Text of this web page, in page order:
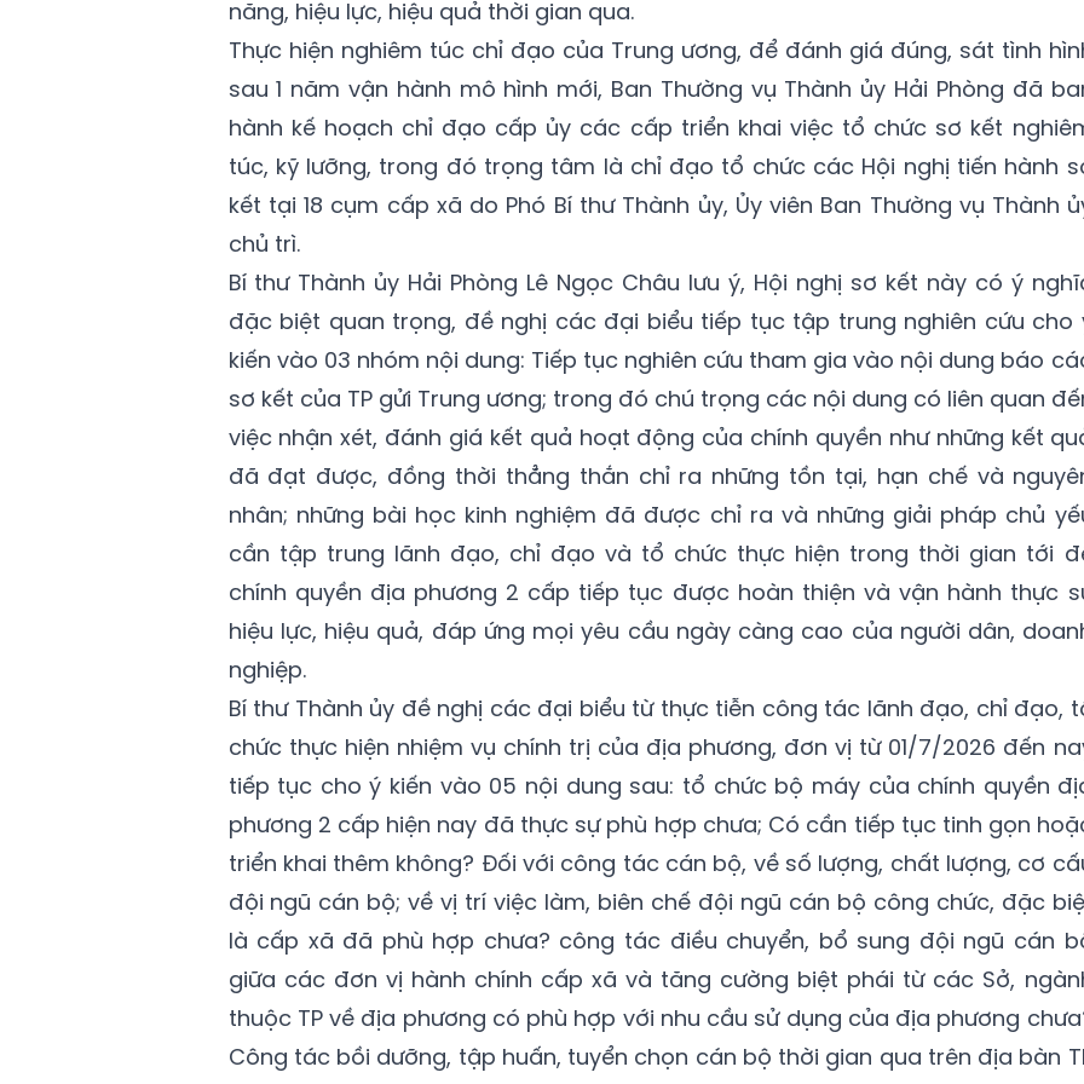
năng, hiệu lực, hiệu quả thời gian qua.
Thực hiện nghiêm túc chỉ đạo của Trung ương, để đánh giá đúng, sát tình
sau 1 năm vận hành mô hình mới, Ban Thường vụ Thành ủy Hải Phòng đã
hành kế hoạch chỉ đạo cấp ủy các cấp triển khai việc tổ chức sơ kết
túc, kỹ lưỡng, trong đó trọng tâm là chỉ đạo tổ chức các Hội nghị tiến hành
kết tại 18 cụm cấp xã do Phó Bí thư Thành ủy, Ủy viên Ban Thường vụ Thành
chủ trì.
Bí thư Thành ủy Hải Phòng Lê Ngọc Châu lưu ý, Hội nghị sơ kết này có ý
đặc biệt quan trọng, đề nghị các đại biểu tiếp tục tập trung nghiên cứu cho
kiến vào 03 nhóm nội dung: Tiếp tục nghiên cứu tham gia vào nội dung báo
sơ kết của TP gửi Trung ương; trong đó chú trọng các nội dung có liên quan
việc nhận xét, đánh giá kết quả hoạt động của chính quyền như những kết
đã đạt được, đồng thời thẳng thắn chỉ ra những tồn tại, hạn chế và
nhân; những bài học kinh nghiệm đã được chỉ ra và những giải pháp chủ
cần tập trung lãnh đạo, chỉ đạo và tổ chức thực hiện trong thời gian tới
chính quyền địa phương 2 cấp tiếp tục được hoàn thiện và vận hành thực
hiệu lực, hiệu quả, đáp ứng mọi yêu cầu ngày càng cao của người dân,
nghiệp.
Bí thư Thành ủy đề nghị các đại biểu từ thực tiễn công tác lãnh đạo, chỉ đạo,
chức thực hiện nhiệm vụ chính trị của địa phương, đơn vị từ 01/7/2026 đến
tiếp tục cho ý kiến vào 05 nội dung sau: tổ chức bộ máy của chính quyền
phương 2 cấp hiện nay đã thực sự phù hợp chưa; Có cần tiếp tục tinh gọn
triển khai thêm không? Đối với công tác cán bộ, về số lượng, chất lượng, cơ
đội ngũ cán bộ; về vị trí việc làm, biên chế đội ngũ cán bộ công chức, đặc
là cấp xã đã phù hợp chưa? công tác điều chuyển, bổ sung đội ngũ cán
giữa các đơn vị hành chính cấp xã và tăng cường biệt phái từ các Sở,
thuộc TP về địa phương có phù hợp với nhu cầu sử dụng của địa phương
Công tác bồi dưỡng, tập huấn, tuyển chọn cán bộ thời gian qua trên địa bàn